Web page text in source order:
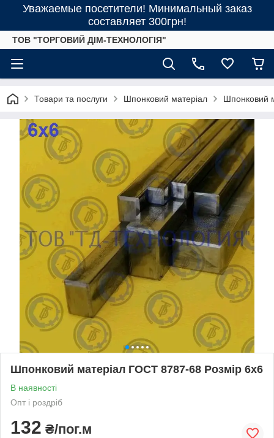
Уважаемые посетители! Минимальный заказ
составляет 300грн!
ТОВ "ТОРГОВИЙ ДІМ-ТЕХНОЛОГІЯ"
Товари та послуги Шпонковий матеріал Шпонковий
Шпонковий матеріал ГОСТ 8787-68 Розмір 6х6
В наявності
Опт і роздріб
132 ₴/пог.м